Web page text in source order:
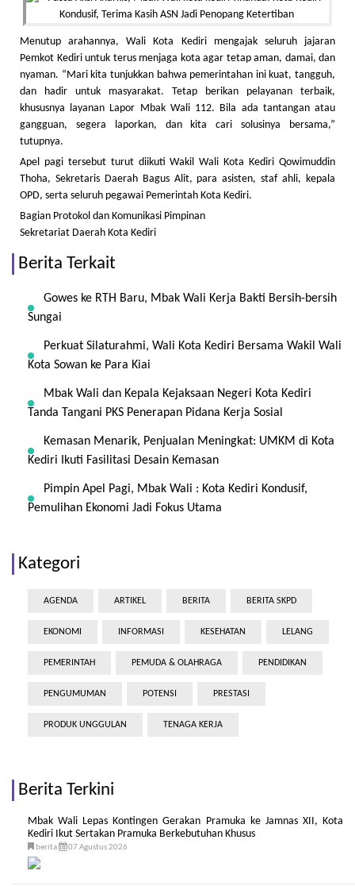
Menutup arahannya, Wali Kota Kediri mengajak seluruh jajaran
Pemkot Kediri untuk terus menjaga kota agar tetap aman, damai, dan
nyaman. “Mari kita tunjukkan bahwa pemerintahan ini kuat, tangguh,
dan hadir untuk masyarakat. Tetap berikan pelayanan terbaik,
khususnya layanan Lapor Mbak Wali 112. Bila ada tantangan atau
gangguan, segera laporkan, dan kita cari solusinya bersama,”
tutupnya.
Apel pagi tersebut turut diikuti Wakil Wali Kota Kediri Qowimuddin
Thoha, Sekretaris Daerah Bagus Alit, para asisten, staf ahli, kepala
OPD, serta seluruh pegawai Pemerintah Kota Kediri.
Bagian Protokol dan Komunikasi Pimpinan
Sekretariat Daerah Kota Kediri
Berita Terkait
Gowes ke RTH Baru, Mbak Wali Kerja Bakti Bersih-bersih
Sungai
Perkuat Silaturahmi, Wali Kota Kediri Bersama Wakil Wali
Kota Sowan ke Para Kiai
Mbak Wali dan Kepala Kejaksaan Negeri Kota Kediri
Tanda Tangani PKS Penerapan Pidana Kerja Sosial
Kemasan Menarik, Penjualan Meningkat: UMKM di Kota
Kediri Ikuti Fasilitasi Desain Kemasan
Pimpin Apel Pagi, Mbak Wali : Kota Kediri Kondusif,
Pemulihan Ekonomi Jadi Fokus Utama
Kategori
AGENDA ARTIKEL BERITA BERITA SKPD
EKONOMI INFORMASI KESEHATAN LELANG
PEMERINTAH PEMUDA & OLAHRAGA PENDIDIKAN
PENGUMUMAN POTENSI PRESTASI
PRODUK UNGGULAN TENAGA KERJA
Berita Terkini
Mbak Wali Lepas Kontingen Gerakan Pramuka ke Jamnas XII, Kota
Kediri Ikut Sertakan Pramuka Berkebutuhan Khusus
berita 07 Agustus 2026